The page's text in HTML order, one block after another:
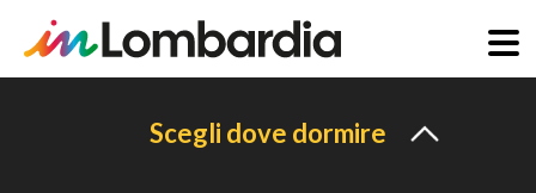
Scegli dove dormire